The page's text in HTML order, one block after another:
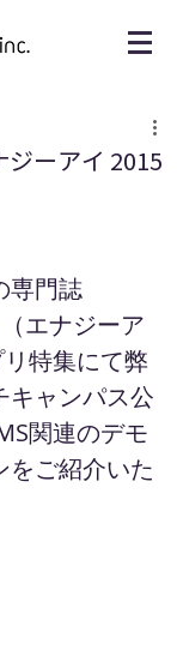
ジーアイ 2015
専門誌
（エナジーア
特集にて弊
キャンパス公
関連のデモ
をご紹介いた